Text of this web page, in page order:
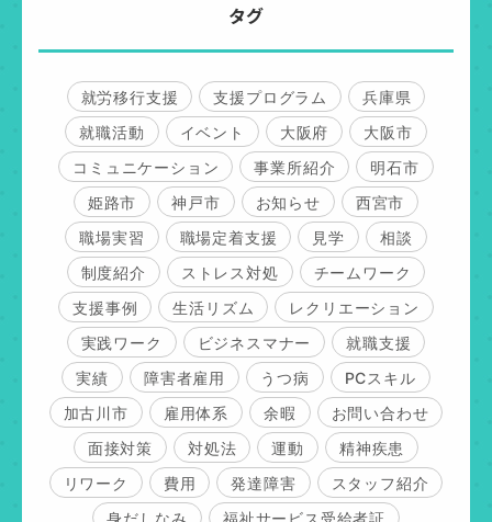
タグ
就労移行支援 支援プログラム
兵庫県
就職活動
イベント 大阪府
大阪市
コミュニケーション
事業所紹介
明石市
姫路市
神戸市 お知らせ
西宮市
職場実習
職場定着支援 見学
相談
制度紹介
ストレス対処
チームワーク
支援事例
生活リズム
レクリエーション
実践ワーク
ビジネスマナー
就職支援
実績
障害者雇用 うつ病
PCスキル
加古川市
雇用体系 余暇
お問い合わせ
面接対策
対処法 運動
精神疾患
リワーク
費用 発達障害
スタッフ紹介
身だしなみ
福祉サービス受給者証